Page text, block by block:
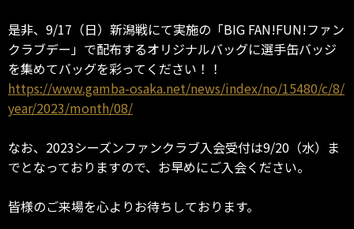
是非、9/17（日）新潟戦にて実施の「BIG FAN!FUN!ファン
クラブデー」で配布するオリジナルバッグに選手缶バッジ
を集めてバッグを彩ってください！！
https://www.gamba-osaka.net/news/index/no/15480/c/8/
year/2023/month/08/
なお、2023シーズンファンクラブ入会受付は9/20（水）ま
でとなっておりますので、お早めにご入会ください。
皆様のご来場を心よりお待ちしております。